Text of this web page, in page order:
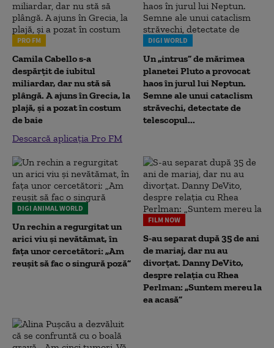
PRO FM
Camila Cabello s-a
despărțit de iubitul
miliardar, dar nu stă să
plângă. A ajuns în Grecia, la
plajă, și a pozat în costum
de baie
Descarcă aplicația Pro FM
DIGI WORLD
Un „intrus” de mărimea
planetei Pluto a provocat
haos în jurul lui Neptun.
Semne ale unui cataclism
străvechi, detectate de
telescopul...
DIGI ANIMAL WORLD
Un rechin a regurgitat un
arici viu și nevătămat, în
fața unor cercetători: „Am
reușit să fac o singură poză”
FILM NOW
S-au separat după 35 de ani
de mariaj, dar nu au
divorțat. Danny DeVito,
despre relația cu Rhea
Perlman: „Suntem mereu la
ea acasă”